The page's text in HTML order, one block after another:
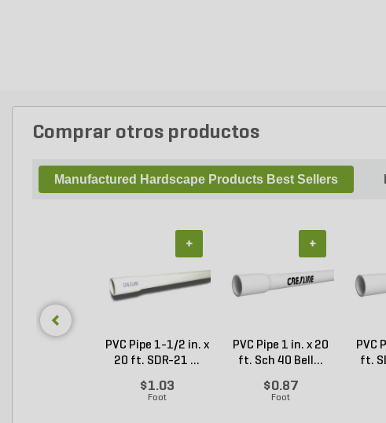
Comprar otros productos
Manufactured Hardscape Products Best Sellers
PVC Pipe 1-1/2 in. x
20 ft. SDR-21 ...
$1.03
Foot
+
PVC Pipe 1 in. x 20
ft. Sch 40 Bell...
$0.87
Foot
+
PVC
ft.